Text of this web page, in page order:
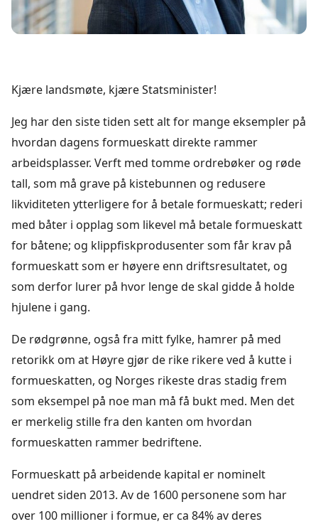
Kjære landsmøte, kjære Statsminister!
Jeg har den siste tiden sett alt for mange eksempler på
hvordan dagens formueskatt direkte rammer
arbeidsplasser. Verft med tomme ordrebøker og røde
tall, som må grave på kistebunnen og redusere
likviditeten ytterligere for å betale formueskatt; rederi
med båter i opplag som likevel må betale formueskatt
for båtene; og klippfiskprodusenter som får krav på
formueskatt som er høyere enn driftsresultatet, og
som derfor lurer på hvor lenge de skal gidde å holde
hjulene i gang.
De rødgrønne, også fra mitt fylke, hamrer på med
retorikk om at Høyre gjør de rike rikere ved å kutte i
formueskatten, og Norges rikeste dras stadig frem
som eksempel på noe man må få bukt med. Men det
er merkelig stille fra den kanten om hvordan
formueskatten rammer bedriftene.
Formueskatt på arbeidende kapital er nominelt
uendret siden 2013. Av de 1600 personene som har
over 100 millioner i formue, er ca 84% av deres